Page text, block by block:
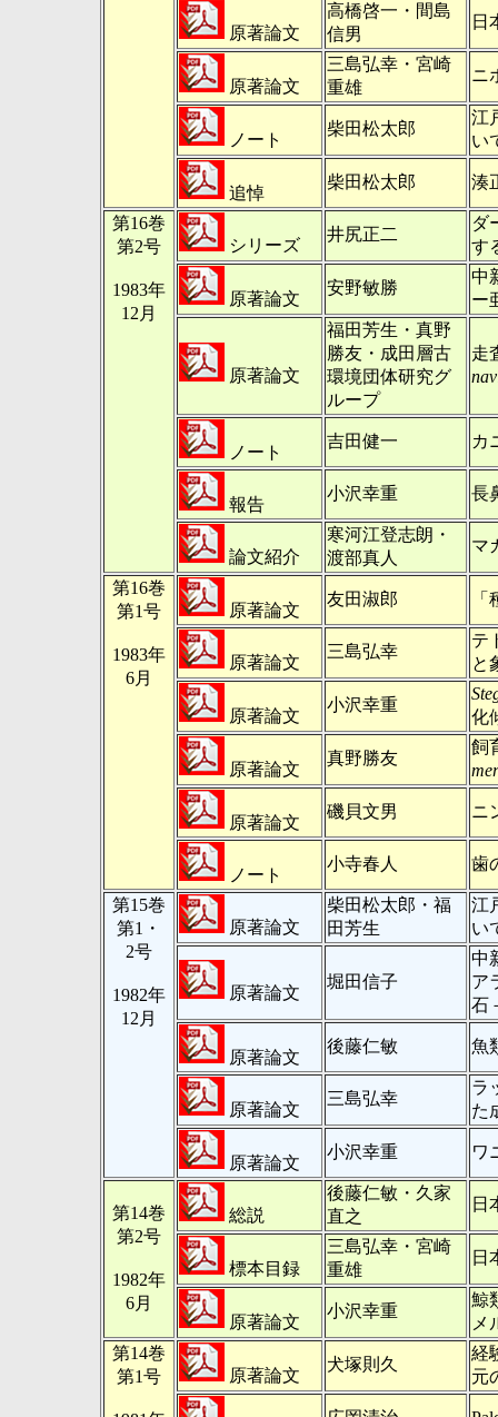
原著論文
高橋啓一・間島
信男
日
原著論文
三島弘幸・宮崎
重雄
ニ
ノート
柴田松太郎
江
い
追悼
柴田松太郎 湊
第16巻
第2号
1983年
12月
シリーズ
井尻正二
ダ
す
原著論文
安野敏勝
中
ー
原著論文
福田芳生・真野
勝友・成田層古
環境団体研究グ
ループ
走
ノート
吉田健一 カ
報告
小沢幸重 長
論文紹介
寒河江登志朗・
渡部真人
マ
第16巻
第1号
1983年
6月
原著論文
友田淑郎
原著論文
三島弘幸
テ
と
原著論文
小沢幸重
化
原著論文
真野勝友
飼
原著論文
磯貝文男 ニ
ノート
小寺春人 歯
第15巻
第1・
2号
1982年
12月
原著論文
柴田松太郎・福
田芳生
江
い
原著論文
堀田信子
中
ア
石
原著論文
後藤仁敏 魚
原著論文
三島弘幸
ラ
た
原著論文
小沢幸重 ワ
第14巻
第2号
1982年
6月
総説
後藤仁敏・久家
直之
日
標本目録
三島弘幸・宮崎
重雄
日
原著論文
小沢幸重
鯨
メ
第14巻
第1号
原著論文
犬塚則久
経
元